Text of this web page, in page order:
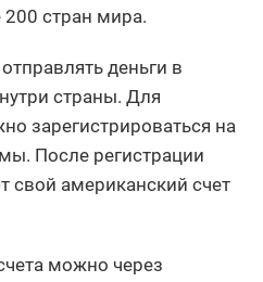
стран мира.
деньги в
страны. Для
зарегистрироваться на
После регистрации
свой американский счет
можно через